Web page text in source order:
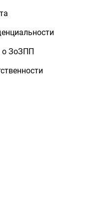
о ЗоЗПП